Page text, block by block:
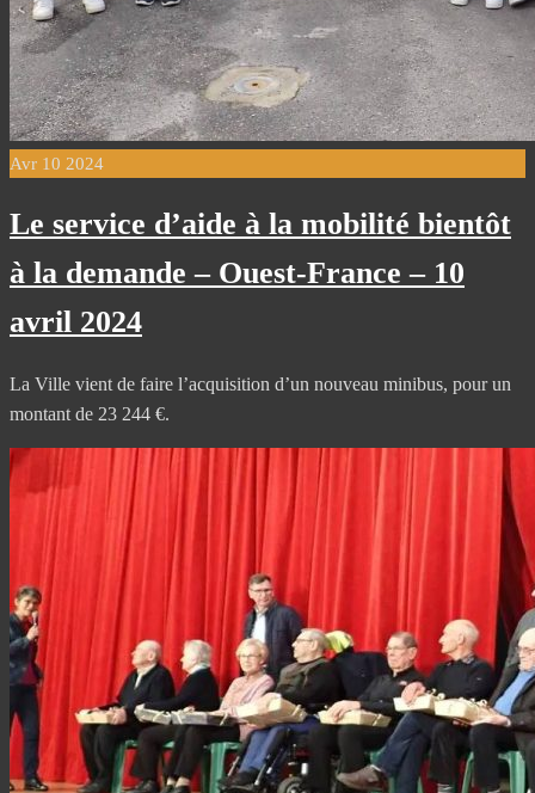
Avr 10 2024
Le service d’aide à la mobilité bientôt
à la demande – Ouest-France – 10
avril 2024
La Ville vient de faire l’acquisition d’un nouveau minibus, pour un
montant de 23 244 €.